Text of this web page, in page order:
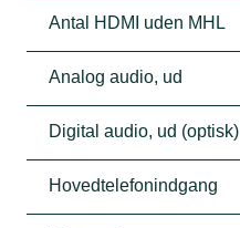
Antal HDMI uden MHL
Analog audio, ud
Digital audio, ud (optisk)
Hovedtelefonindgang